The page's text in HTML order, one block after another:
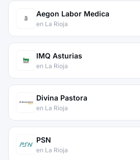
Aegon Labor Medica
en La Rioja
IMQ Asturias
en La Rioja
Divina Pastora
en La Rioja
PSN
en La Rioja